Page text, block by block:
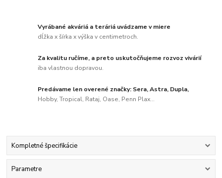
Vyrábané akváriá a teráriá uvádzame v miere
dĺžka x šírka x výška v centimetroch.
Za kvalitu ručíme, a preto uskutočňujeme rozvoz vivárií
iba vlastnou dopravou.
Predávame len overené značky: Sera, Astra, Dupla,
Hobby, Tropical, Rataj, Oase, Penn Plax...
Kompletné špecifikácie
Parametre